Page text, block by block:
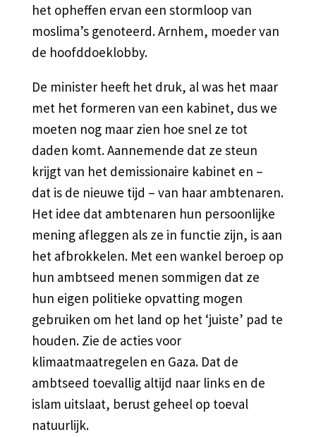
het opheffen ervan een stormloop van
moslima’s genoteerd. Arnhem, moeder van
de hoofddoeklobby.
De minister heeft het druk, al was het maar
met het formeren van een kabinet, dus we
moeten nog maar zien hoe snel ze tot
daden komt. Aannemende dat ze steun
krijgt van het demissionaire kabinet en –
dat is de nieuwe tijd – van haar ambtenaren.
Het idee dat ambtenaren hun persoonlijke
mening afleggen als ze in functie zijn, is aan
het afbrokkelen. Met een wankel beroep op
hun ambtseed menen sommigen dat ze
hun eigen politieke opvatting mogen
gebruiken om het land op het ‘juiste’ pad te
houden. Zie de acties voor
klimaatmaatregelen en Gaza. Dat de
ambtseed toevallig altijd naar links en de
islam uitslaat, berust geheel op toeval
natuurlijk.